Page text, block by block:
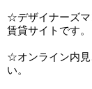
☆デザイナーズマ
賃貸サイトです。
☆オンライン内見
い。